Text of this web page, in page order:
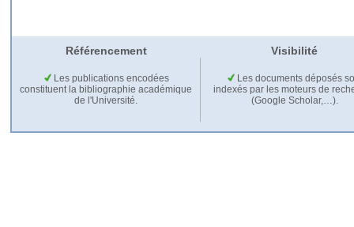
Référencement Visibilité
Les publications encodées
constituent la bibliographie académique
de l'Université.
Les documents déposés
indexés par les moteurs de
(Google Scholar,…).